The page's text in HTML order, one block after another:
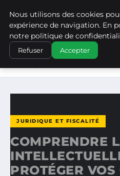
WP CAPE
ACCUEIL
JURIDIQUE ET
COMPRENDRE LA PROPRIÉTÉ
JURIDIQUE ET FISCALITÉ
COMPRENDRE
PROTÉGER
Nous utilisons des cookies
expérience de navigation. En
notre politique de
Refuser Accepter